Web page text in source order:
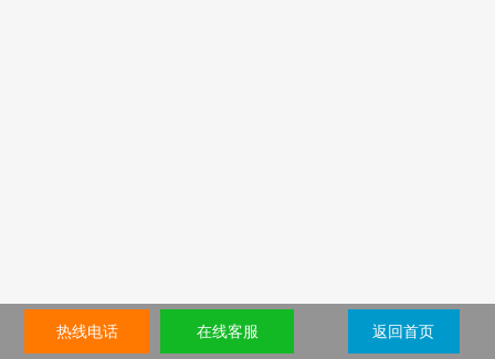
热线电话 在线客服 返回首页